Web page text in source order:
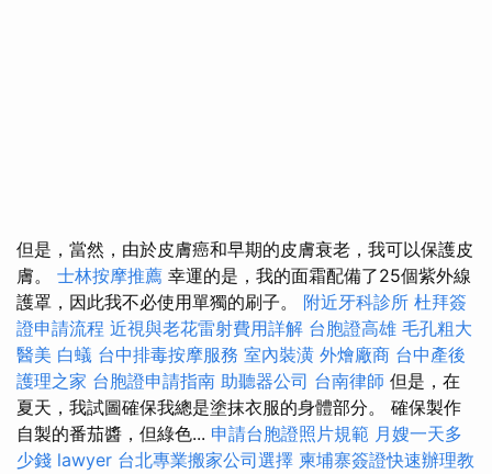
但是，當然，由於皮膚癌和早期的皮膚衰老，我可以保護皮
膚。 士林按摩推薦 幸運的是，我的面霜配備了25個紫外線
護罩，因此我不必使用單獨的刷子。 附近牙科診所 杜拜簽
證申請流程 近視與老花雷射費用詳解 台胞證高雄 毛孔粗大
醫美 白蟻 台中排毒按摩服務 室內裝潢 外燴廠商 台中產後
護理之家 台胞證申請指南 助聽器公司 台南律師 但是，在
夏天，我試圖確保我總是塗抹衣服的身體部分。 確保製作
自製的番茄醬，但綠色... 申請台胞證照片規範 月嫂一天多
少錢 lawyer 台北專業搬家公司選擇 柬埔寨簽證快速辦理教